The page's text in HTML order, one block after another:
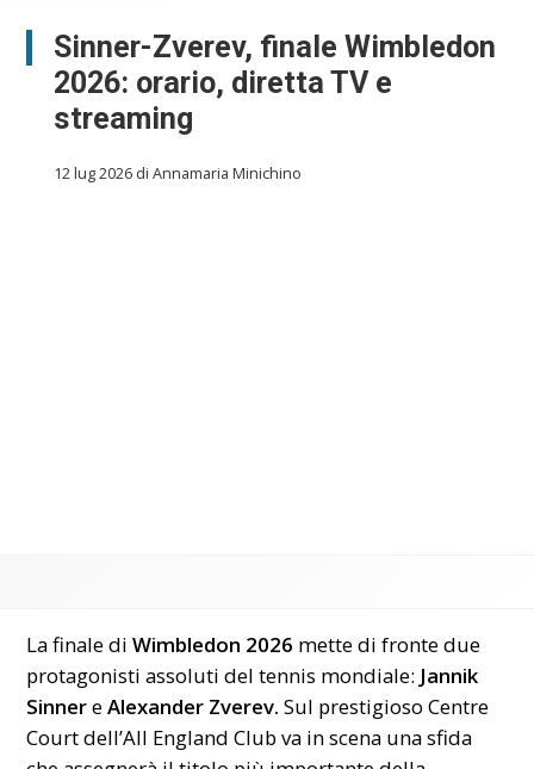
Sinner-Zverev, finale Wimbledon
2026: orario, diretta TV e
streaming
12 lug 2026 di Annamaria Minichino
La finale diWimbledon 2026 mette di fronte due
protagonisti assoluti del tennis mondiale: Jannik
SinnereAlexander Zverev. Sul prestigioso Centre
Court dell’All England Club va in scena una sfida